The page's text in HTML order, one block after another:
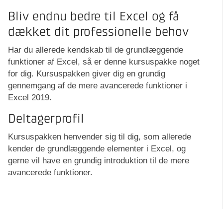
Bliv endnu bedre til Excel og få
dækket dit professionelle behov
Har du allerede kendskab til de grundlæggende
funktioner af Excel, så er denne kursuspakke noget
for dig. Kursuspakken giver dig en grundig
gennemgang af de mere avancerede funktioner i
Excel 2019.
Deltagerprofil
Kursuspakken henvender sig til dig, som allerede
kender de grundlæggende elementer i Excel, og
gerne vil have en grundig introduktion til de mere
avancerede funktioner.